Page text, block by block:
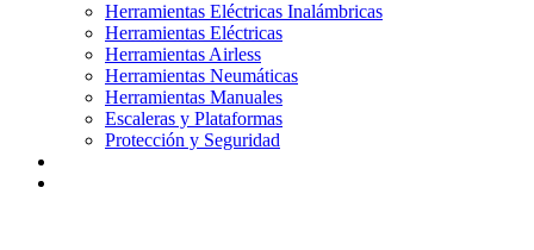
Herramientas Eléctricas Inalámbricas
Herramientas Eléctricas
Herramientas Airless
Herramientas Neumáticas
Herramientas Manuales
Escaleras y Plataformas
Protección y Seguridad